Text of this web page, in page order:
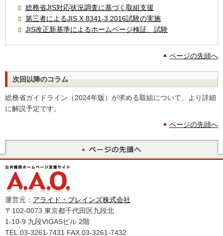
総務省JIS対応状況調査に基づく取組支援
第三者によるJIS X 8341-3:2016試験の実施
JIS改正新基準によるホームページ検証、試験
ページの先頭へ
次回以降のコラム
総務省ガイドライン（2024年版）が求める取組について、より詳細
に解説予定です。
ページの先頭へ
運営元： アライド・ブレインズ株式会社
〒102-0073 東京都千代田区九段北
1-10-9 九段VIGASビル 2階
TEL.03-3261-7431 FAX.03-3261-7432